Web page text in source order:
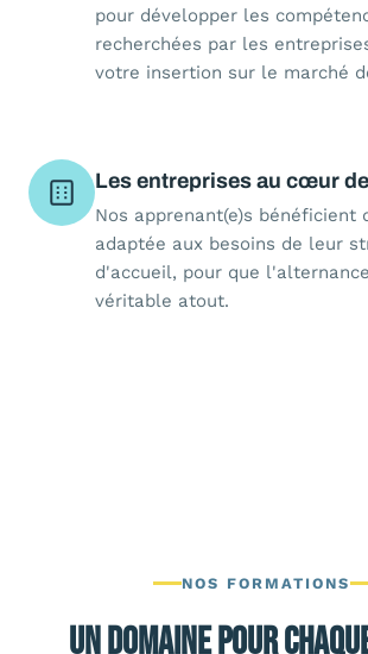
pour développer les
recherchées par les
votre insertion sur le marché
Les entreprises au cœur
Nos apprenant(e)s bénéficient
adaptée aux besoins de leur
d'accueil, pour que
véritable atout.
NOS FORMATIONS
Un domaine pour